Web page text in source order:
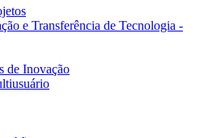
e Transferência de Tecnologia -
de Inovação